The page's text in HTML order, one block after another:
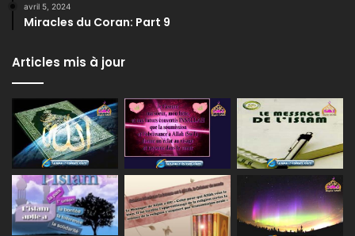
avril 5, 2024
Miracles du Coran: Part 9
Articles mis à jour